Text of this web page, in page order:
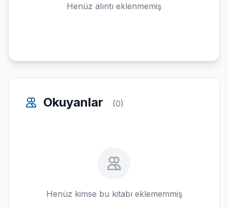
Henüz alıntı eklenmemiş
Okuyanlar (0)
Henüz kimse bu kitabı eklememmiş